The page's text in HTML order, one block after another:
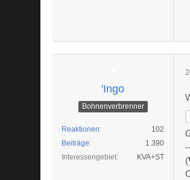
'Ingo
Bohnenverbrenner
Reaktionen
102
Beiträge
1.390
Interessengebiet
KVA+ST
(